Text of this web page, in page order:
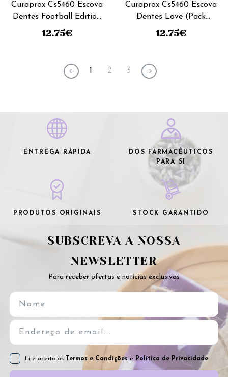
Curaprox Cs5460 Escova
Dentes Football Edition
(2 unidades)
12.75€
Curaprox Cs5460 Escova
Dentes Love (Pack
Duplo)
12.75€
1 2 3
ENTREGA RÁPIDA
DOS FARMACÊUTICOS
PARA SI
PRODUTOS ORIGINAIS STOCK GARANTIDO
SUBSCREVA A NOSSA
NEWSLETTER
Para receber ofertas e notícias exclusivas
Li e aceito os Termos e Condiçõese Política de Privacidade